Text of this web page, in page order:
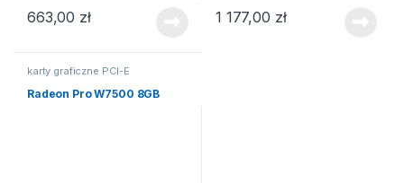
663,00 zł 1 177,00 zł
karty graficzne PCI-E
Radeon Pro W7500 8GB